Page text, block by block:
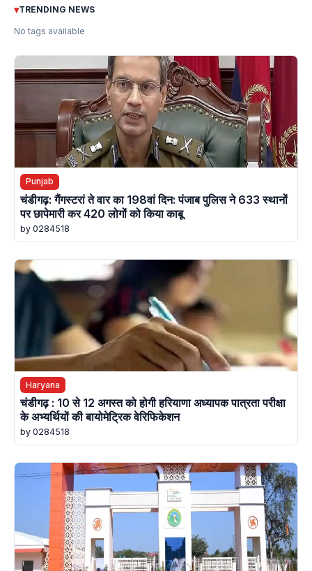
▾TRENDING NEWS
No tags available
Punjab
चंडीगढ़: गैंगस्टरां ते वार का 198वां दिन: पंजाब पुलिस ने 633 स्थानों
पर छापेमारी कर 420 लोगों को किया काबू
by 0284518
Haryana
चंडीगढ़ : 10 से 12 अगस्त को होगी हरियाणा अध्यापक पात्रता परीक्षा
के अभ्यर्थियों की बायोमेट्रिक वेरिफिकेशन
by 0284518